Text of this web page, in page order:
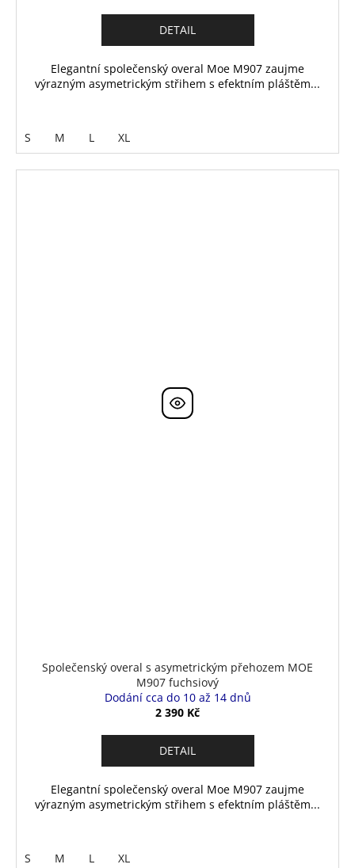
DETAIL
Elegantní společenský overal Moe M907 zaujme
výrazným asymetrickým střihem s efektním pláštěm...
S M L XL
Společenský overal s asymetrickým přehozem MOE
M907 fuchsiový
Dodání cca do 10 až 14 dnů
2 390 Kč
DETAIL
Elegantní společenský overal Moe M907 zaujme
výrazným asymetrickým střihem s efektním pláštěm...
S M L XL